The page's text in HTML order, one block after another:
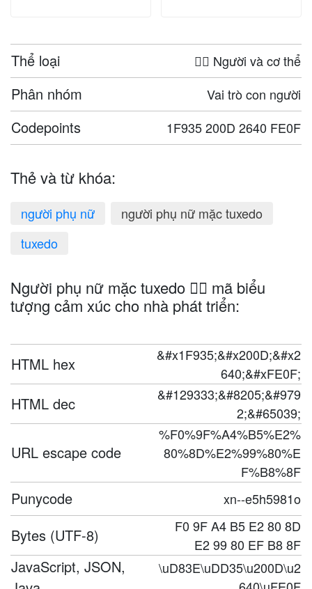
Thể loại 🤦‍♀️ Người và cơ thể
Phân nhóm Vai trò con người
Codepoints 1F935 200D 2640 FE0F
Thẻ và từ khóa:
người phụ nữ
người phụ nữ mặc tuxedo
tuxedo
Người phụ nữ mặc tuxedo 🤵‍♀️ mã biểu
tượng cảm xúc cho nhà phát triển:
HTML hex
&#x1F935;&#x200D;&#x2
640;&#xFE0F;
HTML dec
&#129333;&#8205;&#979
2;&#65039;
URL escape code
%F0%9F%A4%B5%E2%
80%8D%E2%99%80%E
F%B8%8F
Punycode xn--e5h5981o
Bytes (UTF-8)
F0 9F A4 B5 E2 80 8D
E2 99 80 EF B8 8F
JavaScript, JSON,
\uD83E\uDD35\u200D\u2